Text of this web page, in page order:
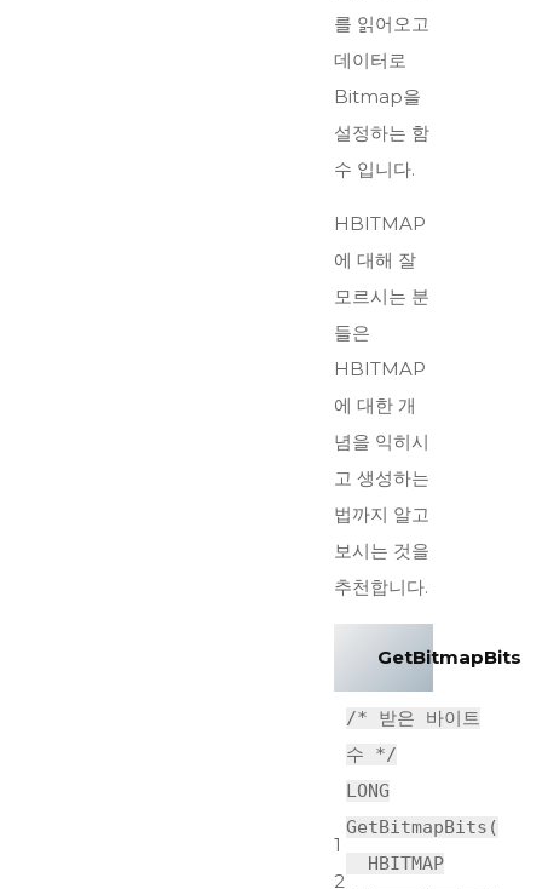
를 읽어오고
데이터로
Bitmap을
설정하는 함
수 입니다.
HBITMAP
에 대해 잘
모르시는 분
들은
HBITMAP
에 대한 개
념을 익히시
고 생성하는
법까지 알고
보시는 것을
추천합니다.
GetBitmapBits
1
2
/* 받은 바이트
수 */
LONG
GetBitmapBits(
HBITMAP